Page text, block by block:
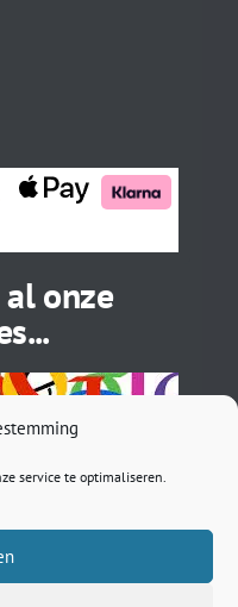
service te optimaliseren.
onze